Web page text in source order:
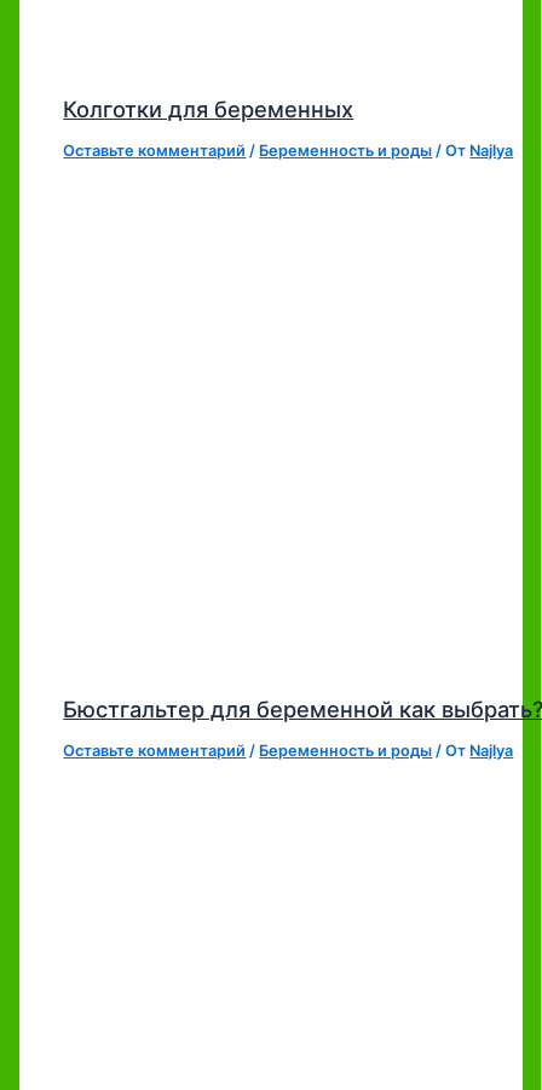
Колготки для беременных
Оставьте комментарий / Беременность и роды / От Najlya
Бюстгальтер для беременной как
Оставьте комментарий / Беременность и роды / От Najlya